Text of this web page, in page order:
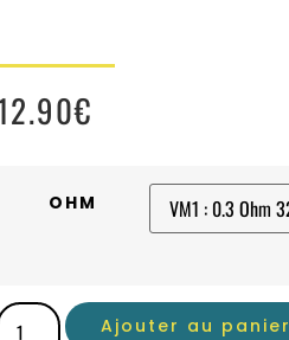
€
OHM
Ajouter au panier